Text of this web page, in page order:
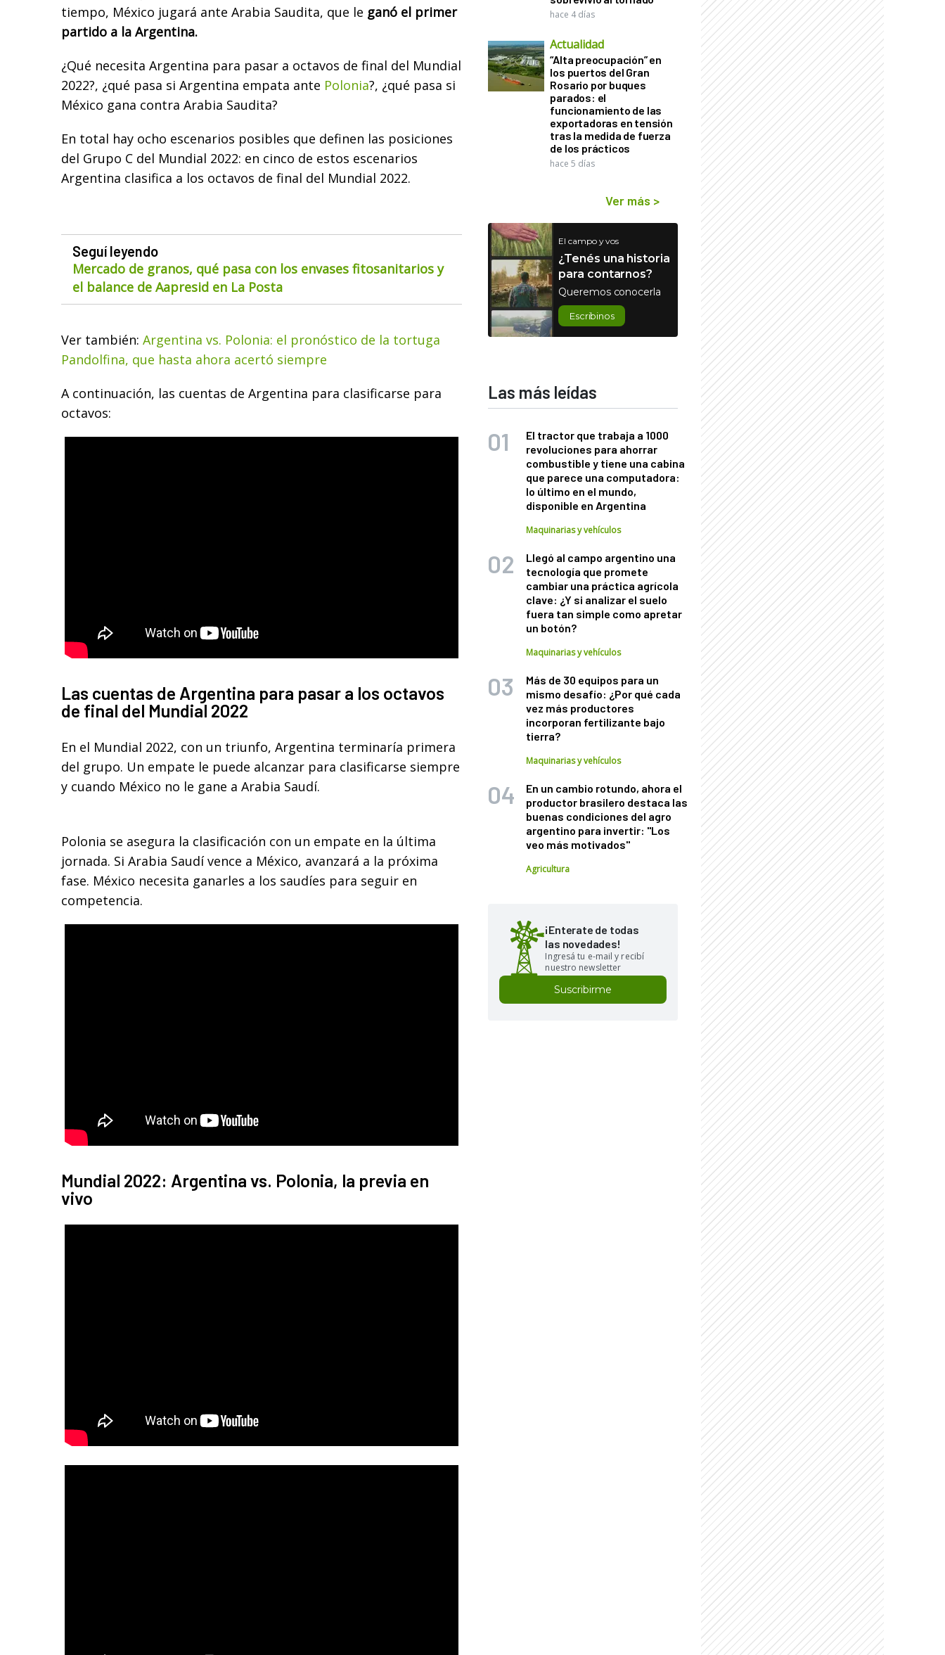
tiempo, México jugará ante Arabia Saudita, que le ganó el primer
partido a la Argentina.
¿Qué necesita Argentina para pasar a octavos de final del Mundial
2022?, ¿qué pasa si Argentina empata ante Polonia?, ¿qué pasa si
México gana contra Arabia Saudita?
En total hay ocho escenarios posibles que definen las posiciones
del Grupo C del Mundial 2022: en cinco de estos escenarios
Argentina clasifica a los octavos de final del Mundial 2022.
Seguí leyendo
Mercado de granos, qué pasa con los envases fitosanitarios y
el balance de Aapresid en La Posta
Ver también: Argentina vs. Polonia: el pronóstico de la tortuga
Pandolfina, que hasta ahora acertó siempre
A continuación, las cuentas de Argentina para clasificarse para
octavos:
Las cuentas de Argentina para pasar a los octavos
de final del Mundial 2022
En el Mundial 2022, con un triunfo, Argentina terminaría primera
del grupo. Un empate le puede alcanzar para clasificarse siempre
y cuando México no le gane a Arabia Saudí.
Polonia se asegura la clasificación con un empate en la última
jornada. Si Arabia Saudí vence a México, avanzará a la próxima
fase. México necesita ganarles a los saudíes para seguir en
competencia.
Mundial 2022: Argentina vs. Polonia, la previa en
vivo
hace 4 días
Actualidad
“Alta preocupación” en
los puertos del Gran
Rosario por buques
parados: el
funcionamiento de las
exportadoras en tensión
tras la medida de fuerza
de los prácticos
hace 5 días
Ver más >
El campo y vos
¿Tenés una historia
para contarnos?
Queremos conocerla
Escribinos
Las más leídas
El tractor que trabaja a 1000
revoluciones para ahorrar
combustible y tiene una cabina
que parece una computadora:
lo último en el mundo,
disponible en Argentina
Maquinarias y vehículos
Llegó al campo argentino una
tecnología que promete
cambiar una práctica agrícola
clave: ¿Y si analizar el suelo
fuera tan simple como apretar
un botón?
Maquinarias y vehículos
Más de 30 equipos para un
mismo desafío: ¿Por qué cada
vez más productores
incorporan fertilizante bajo
tierra?
Maquinarias y vehículos
En un cambio rotundo, ahora el
productor brasilero destaca las
buenas condiciones del agro
argentino para invertir: "Los
veo más motivados"
Agricultura
¡Enterate de todas
las novedades!
Ingresá tu e-mail y recibí
nuestro newsletter
Suscribirme